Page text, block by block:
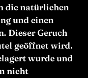
die natürlichen
und einen
Dieser Geruch
geöffnet wird.
wurde und
nicht